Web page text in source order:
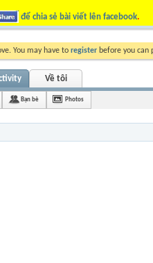
để chia sẻ bài viết lên facebook.
You may have to register before you can
Về tôi
Bạn bè Photos